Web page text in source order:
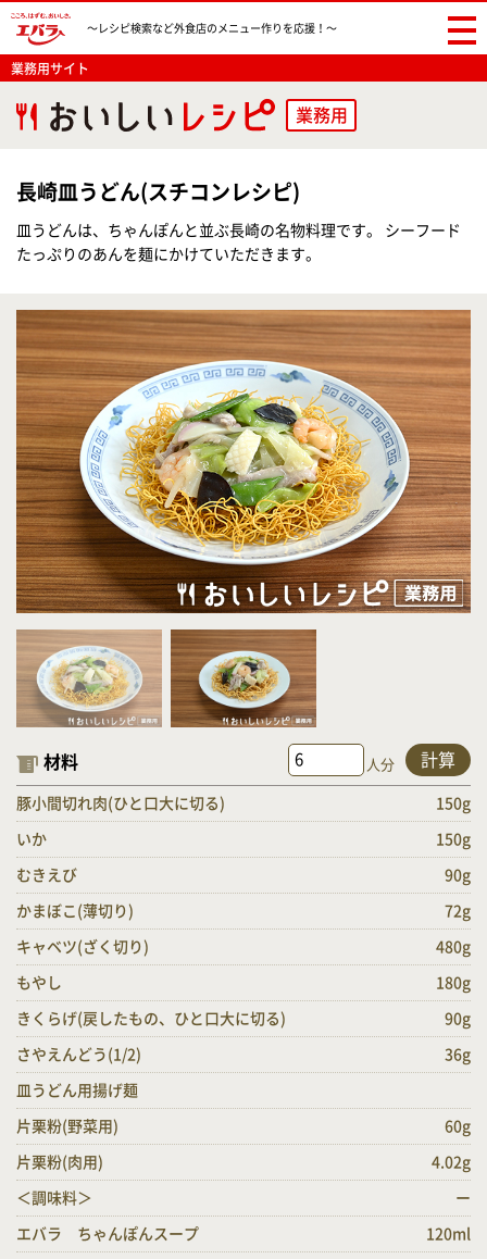
〜レシピ検索など外食店のメニュー作りを応援！〜
業務用サイト
業務用
長崎皿うどん(スチコンレシピ)
皿うどんは、ちゃんぽんと並ぶ長崎の名物料理です。 シーフード
たっぷりのあんを麺にかけていただきます。
材料 人分 計算
豚小間切れ肉(ひと口大に切る) 150g
いか 150g
むきえび 90g
かまぼこ(薄切り) 72g
キャベツ(ざく切り) 480g
もやし 180g
きくらげ(戻したもの、ひと口大に切る) 90g
さやえんどう(1/2) 36g
皿うどん用揚げ麺
片栗粉(野菜用) 60g
片栗粉(肉用) 4.02g
＜調味料＞ ー
エバラ ちゃんぽんスープ 120ml